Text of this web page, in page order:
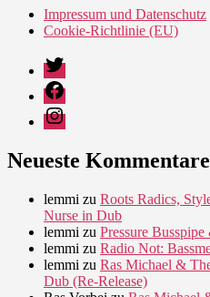
Impressum und Datenschutz
Cookie-Richtlinie (EU)
Twitter
Facebook
Instagram
Neueste Kommentare
lemmi zu Roots Radics,
Nurse in Dub
lemmi zu Pressure
lemmi zu Radio Not:
lemmi zu Ras Michael &
Dub (Re-Release)